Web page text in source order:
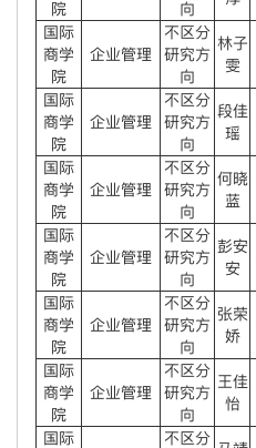
院
向
国际
商学
院
企业管理
不区分
研究方
向
林子
雯
国际
商学
院
企业管理
不区分
研究方
向
段佳
瑶
国际
商学
院
企业管理
不区分
研究方
向
何晓
蓝
国际
商学
院
企业管理
不区分
研究方
向
彭安
安
国际
商学
院
企业管理
不区分
研究方
向
张荣
娇
国际
商学
院
企业管理
不区分
研究方
向
王佳
怡
国际
不区分